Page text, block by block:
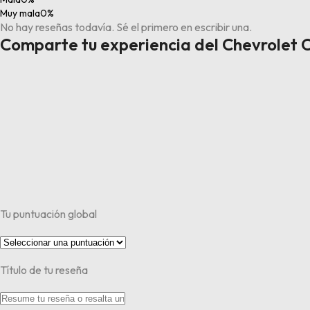
Muy mala0%
No hay reseñas todavía. Sé el primero en escribir una.
Comparte tu experiencia del Chevrolet
Tu puntuación global
Título de tu reseña